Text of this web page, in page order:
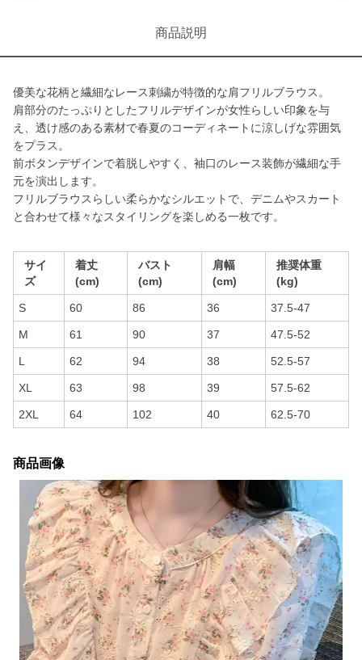
商品説明
優美な花柄と繊細なレース刺繍が特徴的な肩フリルブラウス。
肩部分のたっぷりとしたフリルデザインが女性らしい印象を与
え、透け感のある素材で春夏のコーディネートに涼しげな雰囲気
をプラス。
前ボタンデザインで着脱しやすく、袖口のレース装飾が繊細な手
元を演出します。
フリルブラウスらしい柔らかなシルエットで、デニムやスカート
と合わせて様々なスタイリングを楽しめる一枚です。
サイ
ズ
着丈
(cm)
バスト
(cm)
肩幅
(cm)
推奨体重
(kg)
S 60 86 36 37.5-47
M 61 90 37 47.5-52
L 62 94 38 52.5-57
XL 63 98 39 57.5-62
2XL 64 102 40 62.5-70
商品画像